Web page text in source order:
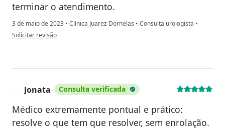
terminar o atendimento.
3 de maio de 2023 • Clínica Juarez Dornelas • Consulta urologista •
na opinião do utilizador Nilson Medeiros
Solicitar revisão
Jonata Consulta verificada
Médico extremamente pontual e prático:
resolve o que tem que resolver, sem enrolação.